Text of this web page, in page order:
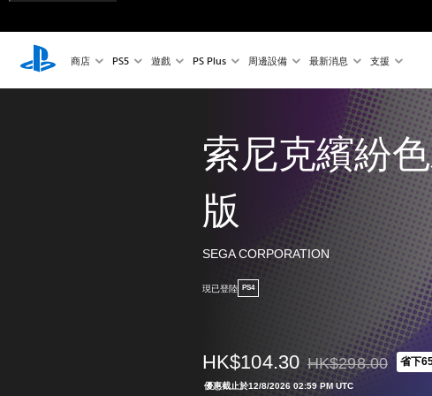
商店 PS5 遊戲 PS Plus 周邊設備 最新消息 支援
索尼克繽紛
版
SEGA CORPORATION
現已登陸 PS4
HK$104.30 折扣前原價為
HK$298.00 省下
優惠截止於12/8/2026 02:59 PM UTC